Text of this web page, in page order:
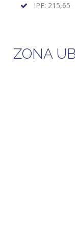
IPE: 215,65
ZONA